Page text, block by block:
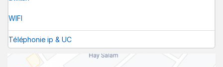
WIFI
Téléphonie ip & UC